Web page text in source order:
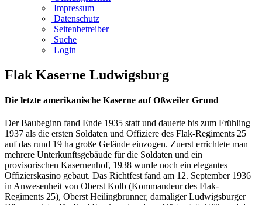
Impressum
Datenschutz
Seitenbetreiber
Suche
Login
Flak Kaserne Ludwigsburg
Die letzte amerikanische Kaserne auf Oßweiler Grund
Der Baubeginn fand Ende 1935 statt und dauerte bis zum Frühling
1937 als die ersten Soldaten und Offiziere des Flak-Regiments 25
auf das rund 19 ha große Gelände einzogen. Zuerst errichtete man
mehrere Unterkunftsgebäude für die Soldaten und ein
provisorischen Kasernenhof, 1938 wurde noch ein elegantes
Offizierskasino gebaut. Das Richtfest fand am 12. September 1936
in Anwesenheit von Oberst Kolb (Kommandeur des Flak-
Regiments 25), Oberst Heilingbrunner, damaliger Ludwigsburger